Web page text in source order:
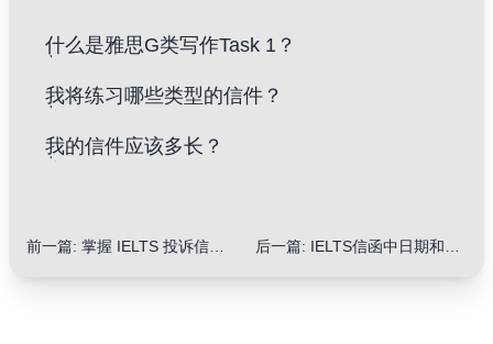
什么是雅思G类写作Task 1？
我将练习哪些类型的信件？
我的信件应该多长？
前一篇: 掌握 IELTS 投诉信结构：7 大秘诀提升您的分数！ 后一篇: IELTS信函中日期和时间的正确写法：10大技巧提升你的分数！